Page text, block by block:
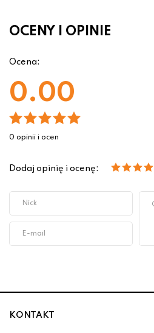
OCENY I OPINIE
Ocena:
0.00
0 opinii i ocen
Dodaj opinię i ocenę:
KONTAKT